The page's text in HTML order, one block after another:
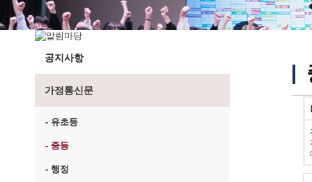
전경사진
공지사항
가정통신문
- 유초등
- 중등
- 행정